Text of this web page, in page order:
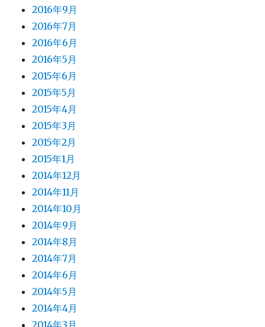
2016年9月
2016年7月
2016年6月
2016年5月
2015年6月
2015年5月
2015年4月
2015年3月
2015年2月
2015年1月
2014年12月
2014年11月
2014年10月
2014年9月
2014年8月
2014年7月
2014年6月
2014年5月
2014年4月